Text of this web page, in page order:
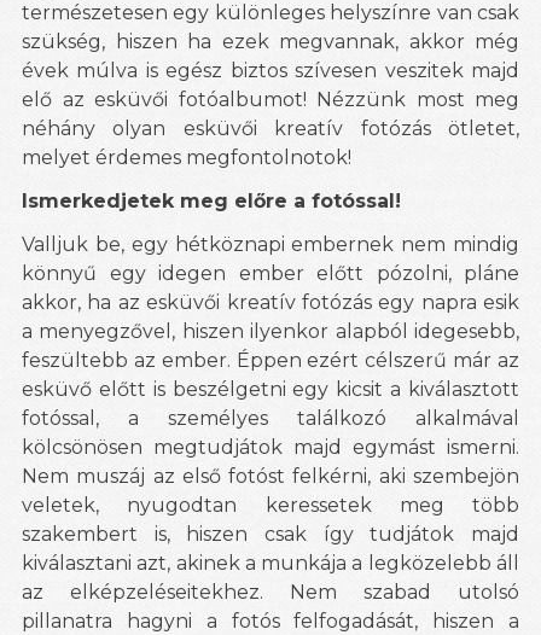
természetesen egy különleges helyszínre van csak
szükség, hiszen ha ezek megvannak, akkor még
évek múlva is egész biztos szívesen veszitek majd
elő az esküvői fotóalbumot! Nézzünk most meg
néhány olyan esküvői kreatív fotózás ötletet,
melyet érdemes megfontolnotok!
Ismerkedjetek meg előre a fotóssal!
Valljuk be, egy hétköznapi embernek nem mindig
könnyű egy idegen ember előtt pózolni, pláne
akkor, ha az esküvői kreatív fotózás egy napra esik
a menyegzővel, hiszen ilyenkor alapból idegesebb,
feszültebb az ember. Éppen ezért célszerű már az
esküvő előtt is beszélgetni egy kicsit a kiválasztott
fotóssal, a személyes találkozó alkalmával
kölcsönösen megtudjátok majd egymást ismerni.
Nem muszáj az első fotóst felkérni, aki szembejön
veletek, nyugodtan keressetek meg több
szakembert is, hiszen csak így tudjátok majd
kiválasztani azt, akinek a munkája a legközelebb áll
az elképzeléseitekhez. Nem szabad utolsó
pillanatra hagyni a fotós felfogadását, hiszen a